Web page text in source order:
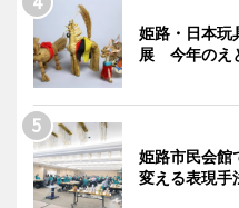
姫路・日本玩
展 今年のえ
姫路市民会
変える表現手